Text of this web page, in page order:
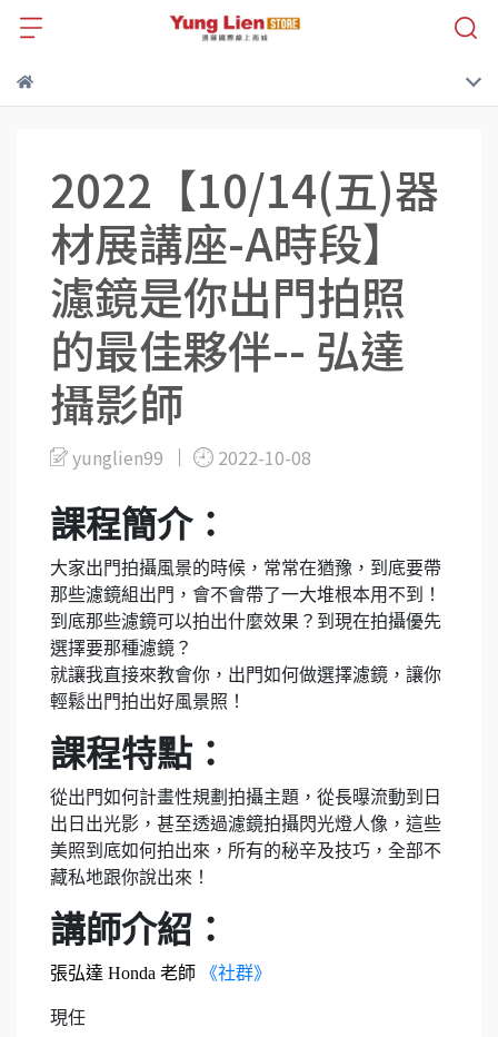
2022【10/14(五)器
材展講座-A時段】
濾鏡是你出門拍照
的最佳夥伴-- 弘達
攝影師
yunglien99 2022-10-08
課程簡介：
大家出門拍攝風景的時候，常常在猶豫，到底要帶
那些濾鏡組出門，會不會帶了一大堆根本用不到！
到底那些濾鏡可以拍出什麼效果？到現在拍攝優先
選擇要那種濾鏡？
就讓我直接來教會你，出門如何做選擇濾鏡，讓你
輕鬆出門拍出好風景照！
課程特點：
從出門如何計畫性規劃拍攝主題，從長曝流動到日
出日出光影，甚至透過濾鏡拍攝閃光燈人像，這些
美照到底如何拍出來，所有的秘辛及技巧，全部不
藏私地跟你說出來！
講師介紹：
張弘達 Honda 老師 《社群》
現任